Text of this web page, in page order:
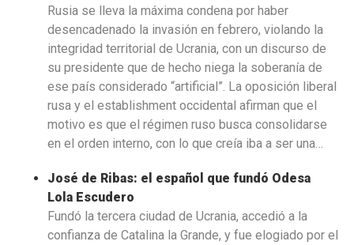
Rusia se lleva la máxima condena por haber
desencadenado la invasión en febrero, violando la
integridad territorial de Ucrania, con un discurso de
su presidente que de hecho niega la soberanía de
ese país considerado “artificial”. La oposición liberal
rusa y el establishment occidental afirman que el
motivo es que el régimen ruso busca consolidarse
en el orden interno, con lo que creía iba a ser una…
José de Ribas: el español que fundó Odesa
Lola Escudero
Fundó la tercera ciudad de Ucrania, accedió a la
confianza de Catalina la Grande, y fue elogiado por el